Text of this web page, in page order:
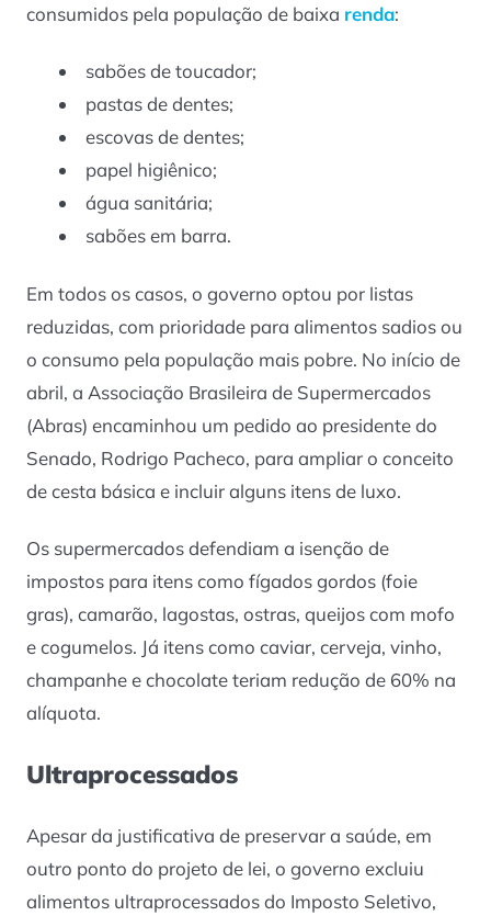
consumidos pela população de baixa renda:
sabões de toucador;
pastas de dentes;
escovas de dentes;
papel higiênico;
água sanitária;
sabões em barra.
Em todos os casos, o governo optou por listas
reduzidas, com prioridade para alimentos sadios ou
o consumo pela população mais pobre. No início de
abril, a Associação Brasileira de Supermercados
(Abras) encaminhou um pedido ao presidente do
Senado, Rodrigo Pacheco, para ampliar o conceito
de cesta básica e incluir alguns itens de luxo.
Os supermercados defendiam a isenção de
impostos para itens como fígados gordos (foie
gras), camarão, lagostas, ostras, queijos com mofo
e cogumelos. Já itens como caviar, cerveja, vinho,
champanhe e chocolate teriam redução de 60% na
alíquota.
Ultraprocessados
Apesar da justificativa de preservar a saúde, em
outro ponto do projeto de lei, o governo excluiu
alimentos ultraprocessados do Imposto Seletivo,